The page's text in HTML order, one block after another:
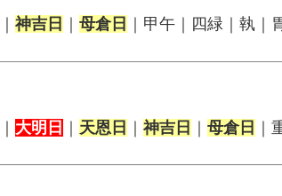
神吉日 母倉日 ｜甲午｜四緑｜執｜
｜ 大明日 ｜ 天恩日 ｜ 神吉日 ｜ 母倉日 ｜